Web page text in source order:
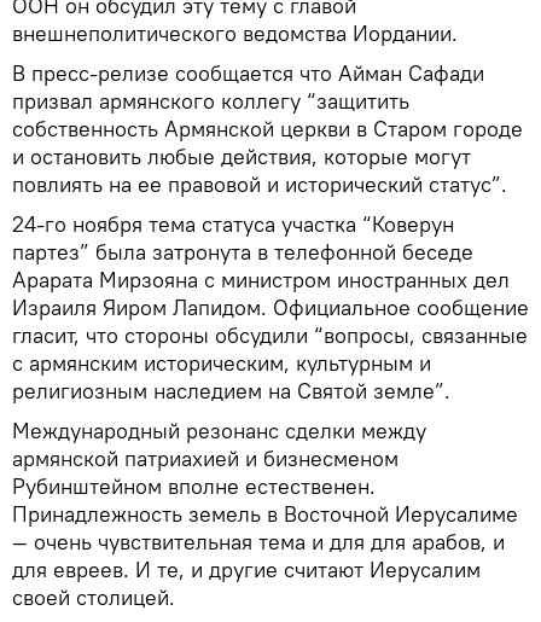
внешнеполитического ведомства Иордании.
В пресс-релизе сообщается что Айман Сафади
призвал армянского коллегу “защитить
собственность Армянской церкви в Старом городе
и остановить любые действия, которые могут
повлиять на ее правовой и исторический статус”.
24-го ноября тема статуса участка “Коверун
партез” была затронута в телефонной беседе
Арарата Мирзояна с министром иностранных дел
Израиля Яиром Лапидом. Официальное сообщение
гласит, что стороны обсудили “вопросы, связанные
с армянским историческим, культурным и
религиозным наследием на Святой земле”.
Международный резонанс сделки между
армянской патриахией и бизнесменом
Рубинштейном вполне естественен.
Принадлежность земель в Восточной Иерусалиме
— очень чувствительная тема и для для арабов, и
для евреев. И те, и другие считают Иерусалим
своей столицей.